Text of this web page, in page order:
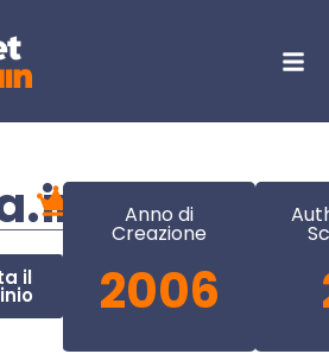
il
Anno di
Creazione
2006